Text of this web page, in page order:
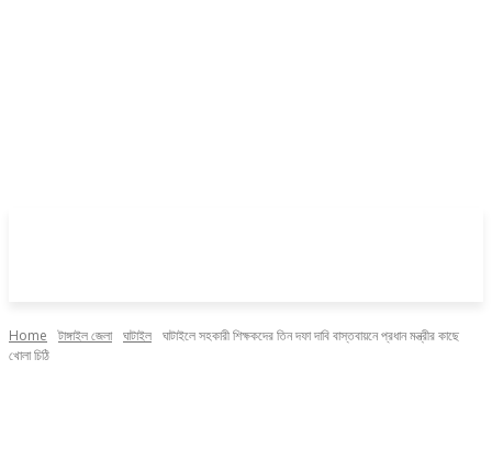
Home টাঙ্গাইল জেলা ঘাটাইল ঘাটাইলে সহকারী শিক্ষকদের তিন দফা দাবি বাস্তবায়নে প্রধান মন্ত্রীর কাছে
খোলা চিঠি